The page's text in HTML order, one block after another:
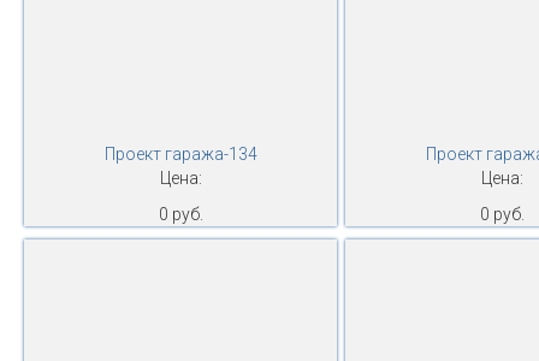
Проект гаража-134
Цена:
0 руб.
Проект
Цена:
0 руб.